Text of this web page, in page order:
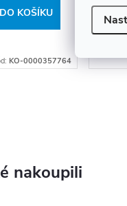
DO KOŠÍKU
KO-0000357764
nakoupili